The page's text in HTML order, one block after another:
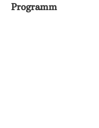
Programm